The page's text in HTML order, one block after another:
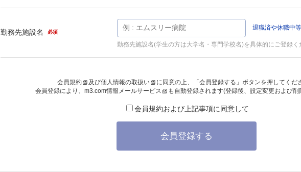
勤務先施設名 必須
退職済や休職中
勤務先施設名(学生の方は大学名・専門学校名)を具体的にご登録く
会員規約 及び個人情報の取扱い
に同意の上、「会員登録する」ボタンを押してくだ
会員登録により、 m3.com情報メールサービス も自動登録されます(登録後、設定変更および
会員規約および上記事項に同意して
会員登録する